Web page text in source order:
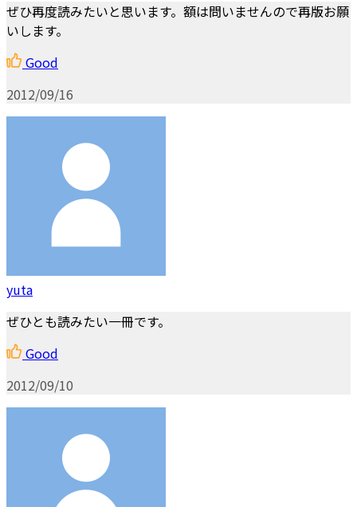
ぜひ再度読みたいと思います。額は問いませんので再版お願
いします。
Good
2012/09/16
yuta
ぜひとも読みたい一冊です。
Good
2012/09/10